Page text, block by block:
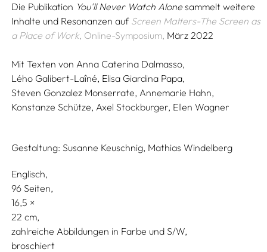
Die Publikation You'll Never Watch Alone sammelt weitere
Inhalte und Resonanzen auf Screen Matters-The Screen as
a Place of Work, Online-Symposium, März 2022
Mit Texten von Anna Caterina Dalmasso,
Lého Galibert-Laîné, Elisa Giardina Papa,
Steven Gonzalez Monserrate, Annemarie Hahn,
Konstanze Schütze, Axel Stockburger, Ellen Wagner
Gestaltung: Susanne Keuschnig, Mathias Windelberg
Englisch
96 Seiten,
16,5
22
zahlreiche Abbildungen in Farbe und S/W
broschiert